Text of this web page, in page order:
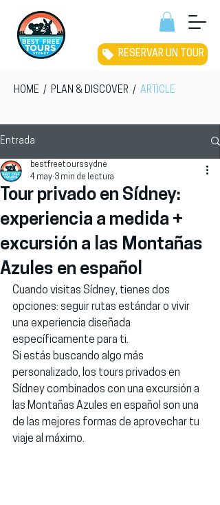
RESERVAR UN TOUR
HOME / PLAN & DISCOVER / ARTICLE
Entrada
Tour privado en Sídney:
experiencia a medida +
excursión a las Montañas
Azules en español
bestfreetourssydne
4 may 3 min de lectura
Cuando visitas Sídney, tienes dos
opciones: seguir rutas estándar o vivir
una experiencia diseñada
específicamente para ti.
Si estás buscando algo más
personalizado, los tours privados en
Sídney combinados con una excursión a
las Montañas Azules en español son una
de las mejores formas de aprovechar tu
viaje al máximo.